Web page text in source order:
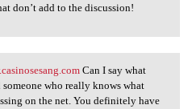
don’t add to the discussion!
Can I say what
who really knows what
on the net. You definitely have